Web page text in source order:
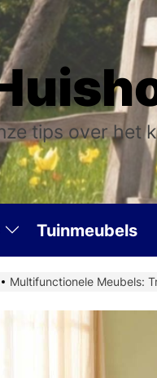
tips over het
Tuinmeubels
Multifunctionele Meubels: